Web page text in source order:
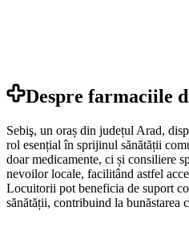
Despre farmaciile
Sebiş, un oraș din județul Arad,
rol esențial în sprijinul sănătății
doar medicamente, ci și consiliere
nevoilor locale, facilitând astfel
Locuitorii pot beneficia de suport
sănătății, contribuind la bunăstarea